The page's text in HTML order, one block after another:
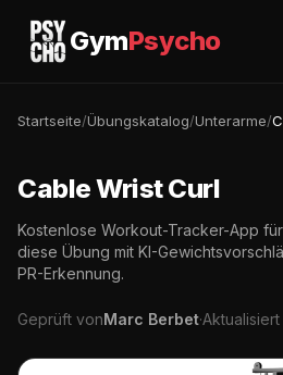
GymPsycho
Startseite/Übungskatalog/Unterarme/
Cable Wrist Curl
Kostenlose Workout-Tracker-App
diese Übung mit KI-
PR-Erkennung.
Geprüft vonMarc Berbet·